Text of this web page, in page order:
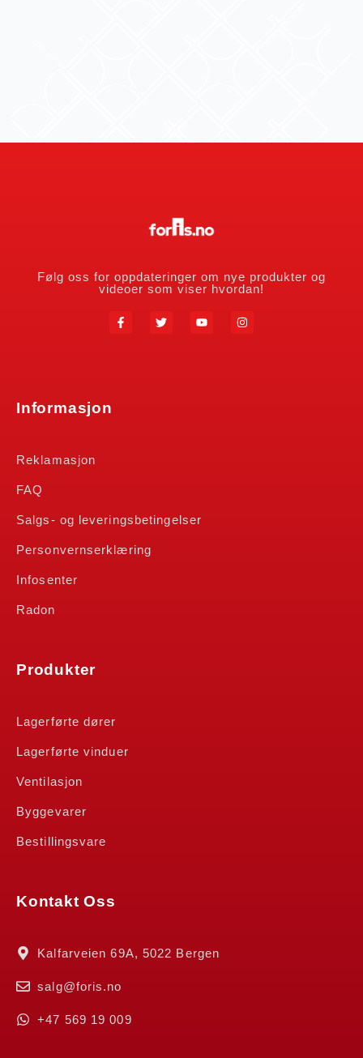
Følg oss for oppdateringer om nye produkter og
videoer som viser hvordan!
Informasjon
Reklamasjon
FAQ
Salgs- og leveringsbetingelser
Personvernserklæring
Infosenter
Radon
Produkter
Lagerførte dører
Lagerførte vinduer
Ventilasjon
Byggevarer
Bestillingsvare
Kontakt Oss
Kalfarveien 69A, 5022 Bergen
salg@foris.no
+47 569 19 009